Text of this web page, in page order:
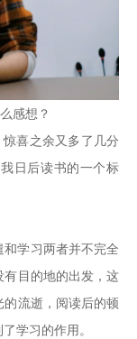
感想？
喜之余又多了几分
日后读书的一个标
学习两者并不完全
有目的地的出发，这
流逝，阅读后的顿
学习的作用。